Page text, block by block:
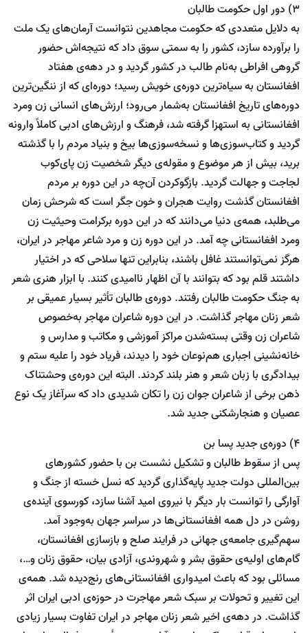
3) دور اول حکومت طالبان
به دلایل متعددی که حکومت مجاهدین نتوانست آرمان‌های یک ملت
را برآورده سازد، کشور را به سمتی سوق داد که نتیجه‌اش حضور
گروهی افراطی به‌نام طالب در کشور گردید و در دهه‌ی هفتاد
افغانستان به سیاه‌ترین دوره‌ی خویش رسید؛ دوره‌ای که از ننگین‌ترین
دوره‌های تاریخ افغانستان به‌شمار می‌رود؛ ارزش‌های انسانی زن ومرد
افغانستانی به استهزا گرفته شد، فرهنگ و ارزش‌های ادبی کاملاً وارونه
گردید و کتاب‌سوزی‌ها و نسخه‌سوزی‌ها بیخ و بنیاد مردم را با گذشته
برید، بیش از هر موضوع و مقوله‌ی دیگر شخصیت زن پای‌کوب
لجاجت و جهالت گردید. بازگوکردن آن‌چه در این دوره بر مردم
افغانستان گذشت روایت هجران و خون جگر است که شرحش زمان
می‌طلبد، همه‌ی دنیا می‌دانند که در این دوره برکرامت وحیثیت زن
ومرد افغانستانی چه آمد. در این دوره زن و مرد شاعر مهاجر در ایران،
هرگز نمی‌توانستند غافل باشند، بنابراین تنها سلاحی که در اختیار
داشتند قلم بود که بتوانند با آن اظهار ناامیدی کنند. با ابزار هنری شعر
به جنگ حکومت طالبان رفتند. دوره‌ی طالبان تأثیر بسیار عمیقی بر
شعر زنان مهاجر گذاشت. در این دوره شاعران مهاجر به‌خصوص
شاعران زن وقتی بسته‌شدن مراکز آموزشی و مکاتب و مدارس و
خانه‌نشینی اجباری هم‌نوعان خود را دیدند، فریاد خود را علیه ستم و
بیدادگری با زبان شعر و هنر بلند کردند. البته این دوره‌ی وحشتناک
ذهن برخی از شاعران جوان زن را تکان شدیدی داد که سرآغاز یک نوع
عصیان و هنجارشکنی جدید شد.
4) دوره‌ی جدید پسا بن
پس از سقوط طالبان و تشکیل نشست بن با حضور کشورهای
بین‌المللی دولت جدید پایه‌گذاری گردید که نسل خسته از جنگ و
آوارگی را توانست بار دیگر با نیروی امید آشنا سازد، کورسوی آینده‌ی
روشن در دل همه افغانستانی‌ها در سراسر جهان به‌وجود آمد.
سهم‌گیری جامعه‌ی جهانی در فرایند صلح و بازسازی افغانستان،
گام‌های اولیه‌ی حقوق بشر و شهروندی، آزادی بیان، حقوق زنان و…،
مسائلی بود که باعث امیدواری افغانستانی‌های رنج‌دیده شد. همه‌ی
این تغییر و تحولات بر سبک شعر مهاجرت در حوزه‌ی ادبی ایران اثر
گذاشت. در دهه‌ی اخیر شعر زنان مهاجر در ایران تفاوت بسیار زیادی